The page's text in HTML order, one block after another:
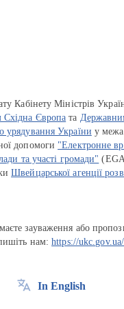
Кабінету Міністрів
Європа та
урядування України у
допомоги "Електронне
та участі громади"
Швейцарської агенції
зауваження або
нам:https://
In English